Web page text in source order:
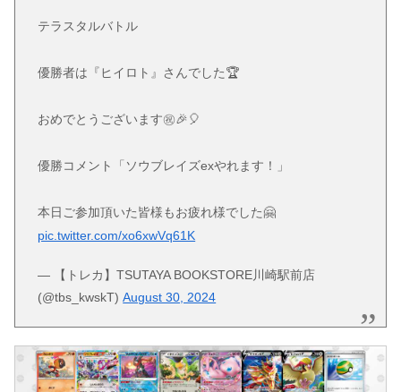
テラスタルバトル
優勝者は『ヒイロト』さんでした🏆
おめでとうございます㊗️🎉🎈
優勝コメント「ソウブレイズexやれます！」
本日ご参加頂いた皆様もお疲れ様でした🤗
pic.twitter.com/xo6xwVq61K
— 【トレカ】TSUTAYA BOOKSTORE川崎駅前店
(@tbs_kwskT)August 30, 2024